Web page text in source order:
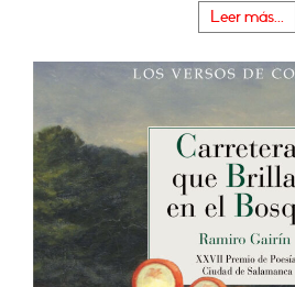
Leer más...